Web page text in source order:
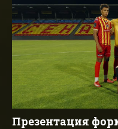
Презентация